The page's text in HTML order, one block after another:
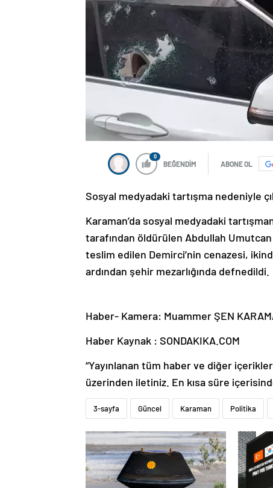
0
BEĞENDİM ABONE OL
Sosyal medyadaki tartışma nedeniyle
Karaman’da sosyal medyadaki
tarafından öldürülen Abdullah
teslim edilen Demirci’nin cenazesi,
ardından şehir mezarlığında defnedildi.
Haber- Kamera: Muammer ŞEN
Haber Kaynak : SONDAKIKA.COM
“Yayınlanan tüm haber ve diğer
üzerinden iletiniz. En kısa süre
3-sayfa Güncel Karaman Politika